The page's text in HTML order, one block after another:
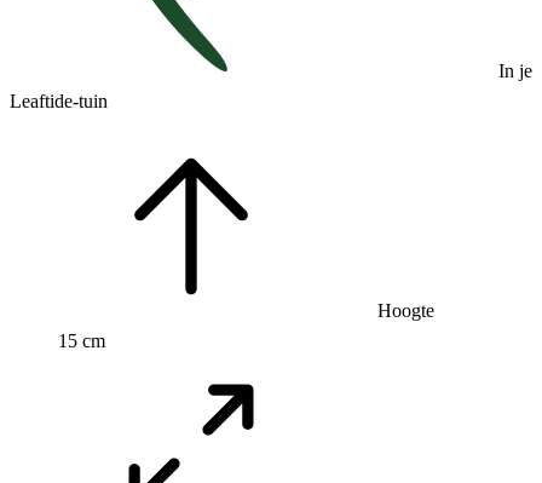
In je
Leaftide-tuin
Hoogte
15 cm